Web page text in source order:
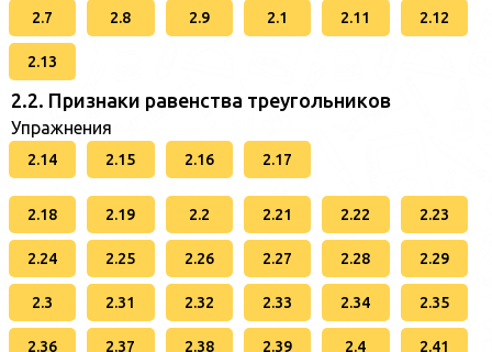
2.7 2.8 2.9 2.1 2.11 2.12
2.13
2.2. Признаки равенства треугольников
Упражнения
2.14 2.15 2.16 2.17
2.18 2.19 2.2 2.21 2.22 2.23
2.24 2.25 2.26 2.27 2.28 2.29
2.3 2.31 2.32 2.33 2.34 2.35
2.36 2.37 2.38 2.39 2.4 2.41